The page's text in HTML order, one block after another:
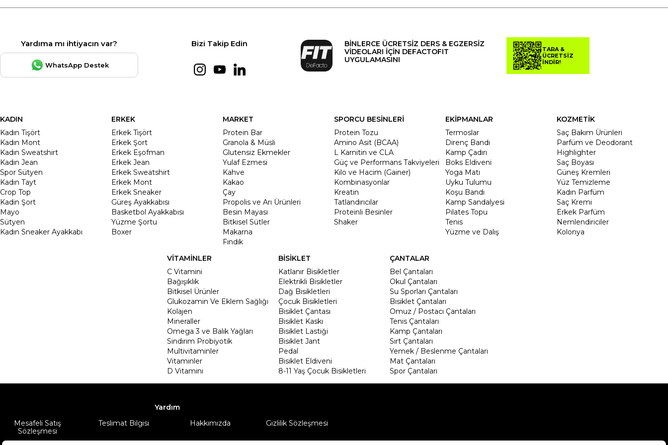
Yardıma mı ihtiyacın var?
WhatsApp Destek
Bizi Takip Edin
BİNLERCE ÜCRETSİZ DERS & EGZERSİZ
VİDEOLARI İÇİN DEFACTOFIT
UYGULAMASINI
TARA &
ÜCRETSİZ
İNDİR!
KADIN
Kadın Tişört
Kadın Mont
Kadın Sweatshirt
Kadın Jean
Spor Sütyen
Kadın Tayt
Crop Top
Kadin Şort
Mayo
Sütyen
Kadın Sneaker Ayakkabı
ERKEK
Erkek Tişört
Erkek Şort
Erkek Eşofman
Erkek Jean
Erkek Sweatshirt
Erkek Mont
Erkek Sneaker
Güreş Ayakkabısı
Basketbol Ayakkabısı
Yüzme Şortu
Boxer
MARKET
Protein Bar
Granola & Müsli
Glutensiz Ekmekler
Yulaf Ezmesi
Kahve
Kakao
Çay
Propolis ve Arı Ürünleri
Besin Mayası
Bitkisel Sütler
Makarna
Fındık
SPORCU BESİNLERİ
Protein Tozu
Amino Asit (BCAA)
L Karnitin ve CLA
Güç ve Performans Takviyeleri
Kilo ve Hacim (Gainer)
Kombinasyonlar
Kreatin
Tatlandırıcılar
Proteinli Besinler
Shaker
EKİPMANLAR
Termoslar
Direnç Bandı
Kamp Çadırı
Boks Eldiveni
Yoga Matı
Uyku Tulumu
Koşu Bandı
Kamp Sandalyesi
Pilates Topu
Tenis
Yüzme ve Dalış
KOZMETİK
Saç Bakım Ürünleri
Parfüm ve Deodorant
Highlighter
Saç Boyası
Güneş Kremleri
Yüz Temizleme
Kadın Parfüm
Saç Kremi
Erkek Parfüm
Nemlendiriciler
Kolonya
VİTAMİNLER
C Vitamini
Bağışıklık
Bitkisel Ürünler
Glukozamin Ve Eklem Sağlığı
Kolajen
Mineraller
Omega 3 ve Balık Yağları
Sindirim Probiyotik
Multivitaminler
Vitaminler
D Vitamini
BİSİKLET
Katlanır Bisikletler
Elektrikli Bisikletler
Dağ Bisikletleri
Çocuk Bisikletleri
Bisiklet Çantası
Bisiklet Kaskı
Bisiklet Lastiği
Bisiklet Jant
Pedal
Bisiklet Eldiveni
8-11 Yaş Çocuk Bisikletleri
ÇANTALAR
Bel Çantaları
Okul Çantaları
Su Sporları Çantaları
Bisiklet Çantaları
Omuz / Postacı Çantaları
Tenis Çantaları
Kamp Çantaları
Sırt Çantaları
Yemek / Beslenme Çantaları
Mat Çantaları
Spor Çantaları
Yardım
Mesafeli Satış
Sözleşmesi
Teslimat Bilgisi Hakkımızda Gizlilik Sözleşmesi